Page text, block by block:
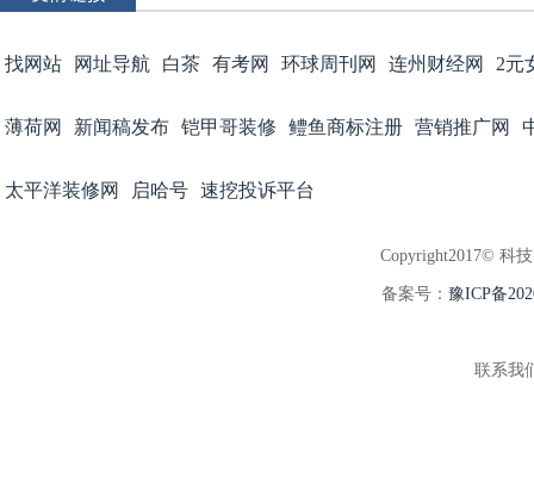
找网站 网址导航 白茶 有考网 环球周刊网 连州财经网 2元
薄荷网 新闻稿发布 铠甲哥装修 鳢鱼商标注册 营销推广网
太平洋装修网 启哈号 速挖投诉平台
Copyright2017© 科
备案号： 豫ICP备
联系我